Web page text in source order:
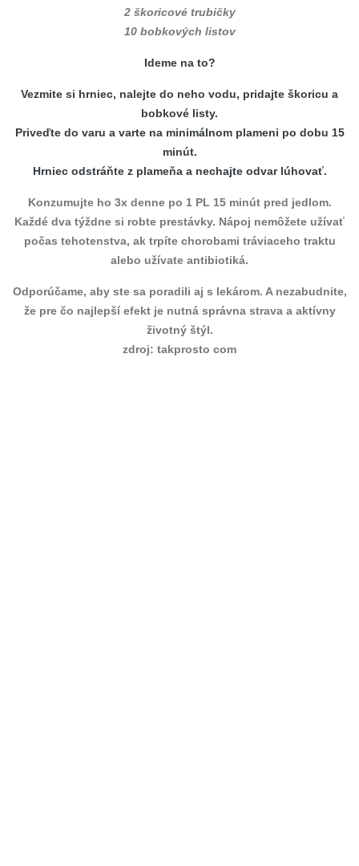
2 škoricové trubičky
10 bobkových listov
Ideme na to?
Vezmite si hrniec, nalejte do neho vodu, pridajte škoricu a
bobkové listy.
Priveďte do varu a varte na minimálnom plameni po dobu 15
minút.
Hrniec odstráňte z plameňa a nechajte odvar lúhovať.
Konzumujte ho 3x denne po 1 PL 15 minút pred jedlom.
Každé dva týždne si robte prestávky. Nápoj nemôžete užívať
počas tehotenstva, ak trpíte chorobami tráviaceho traktu
alebo užívate antibiotiká.
Odporúčame, aby ste sa poradili aj s lekárom. A nezabudnite,
že pre čo najlepší efekt je nutná správna strava a aktívny
životný štýl.
zdroj: takprosto com